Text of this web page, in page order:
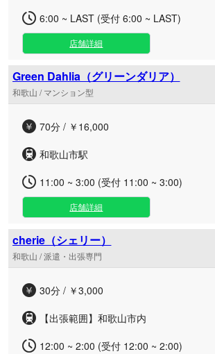
6:00 ~ LAST (受付 6:00 ~ LAST)
店舗詳細
Green Dahlia（グリーンダリア）
和歌山 / マンション型
70分 / ￥16,000
和歌山市駅
11:00 ~ 3:00 (受付 11:00 ~ 3:00)
店舗詳細
cherie（シェリー）
和歌山 / 派遣・出張専門
30分 / ￥3,000
【出張範囲】和歌山市内
12:00 ~ 2:00 (受付 12:00 ~ 2:00)